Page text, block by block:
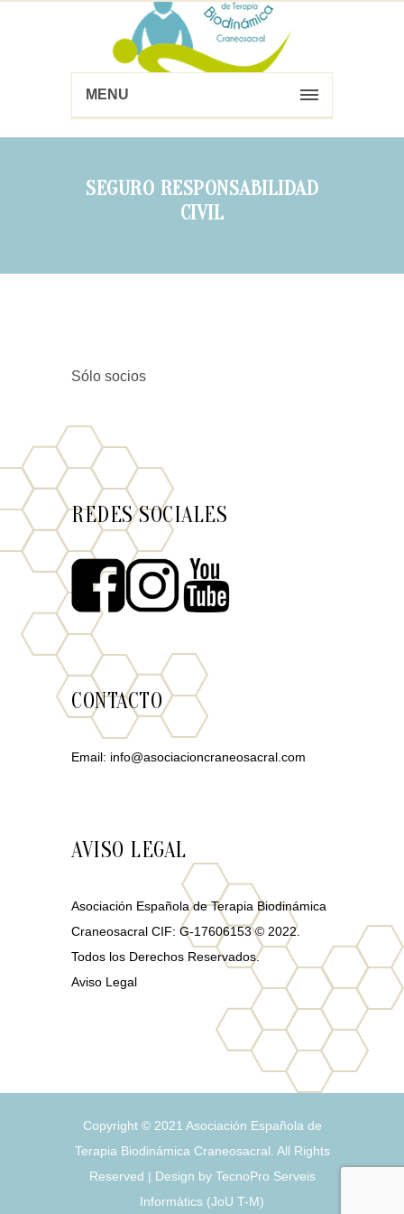
MENU
SEGURO RESPONSABILIDAD
CIVIL
Sólo socios
REDES SOCIALES
CONTACTO
Email: info@asociacioncraneosacral.com
AVISO LEGAL
Asociación Española de Terapia Biodinámica
Craneosacral CIF: G-17606153 © 2022.
Todos los Derechos Reservados.
Aviso Legal
Copyright © 2021 Asociación Española de
Terapia Biodinámica Craneosacral . All Rights
Reserved | Design by TecnoPro Serveis
Informàtics (JoU T-M)